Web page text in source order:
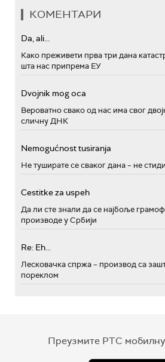
КОМЕНТАРИ
Da, ali...
Како преживети прва три дана
шта нас припрема ЕУ
Dvojnik mog oca
Вероватно свако од нас има свог
сличну ДНК
Nemogućnost tusiranja
Не туширате се сваког дана – не
Cestitke za uspeh
Да ли сте знали да се најбоље
производе у Србији
Re: Eh...
Лесковачка спржа – производ са
пореклом
Преузмите РТС мобилну